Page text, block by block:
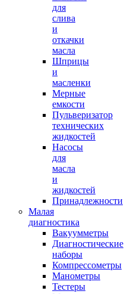
для
слива
и
откачки
масла
Шприцы
и
масленки
Мерные
емкости
Пульверизатор
технических
жидкостей
Насосы
для
масла
и
жидкостей
Принадлежности
Малая
диагностика
Вакуумметры
Диагностические
наборы
Компрессометры
Манометры
Тестеры